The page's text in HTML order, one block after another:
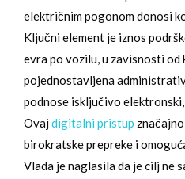
električnim pogonom donosi
Ključni element je iznos
evra po vozilu, u zavisnosti
pojednostavljena
podnose isključivo
Ovajdigitalni pristup
birokratske prepreke i
Vlada je naglasila da je cilj ne